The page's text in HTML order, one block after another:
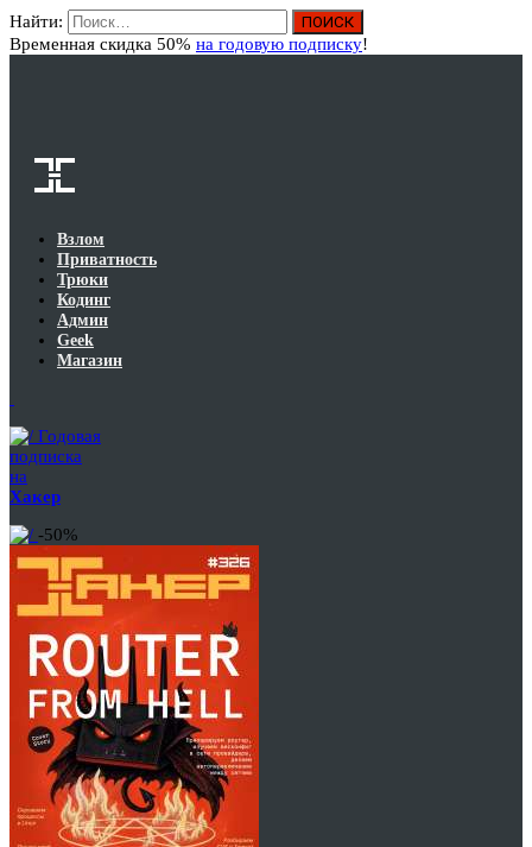
Найти:
Временная скидка 50% на годовую подписку!
Взлом
Приватность
Трюки
Кодинг
Админ
Geek
Магазин
Годовая
подписка
на
Хакер
-50%